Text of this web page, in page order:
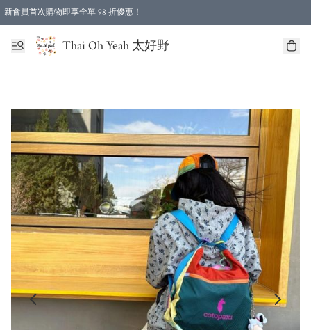
新會員首次購物即享全單 98 折優惠！
特選會員可享全單低至 96 折優惠！
Thai Oh Yeah 太好野